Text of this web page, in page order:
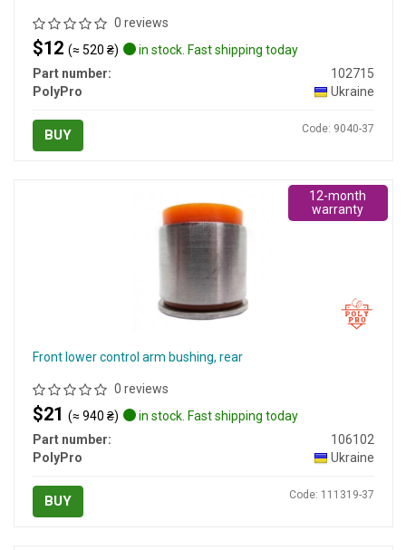
0 reviews
$12 (≈ 520 ₴)
in stock. Fast shipping today
Part number:
102715
PolyPro
Ukraine
BUY Code: 9040-37
Front lower control arm bushing, rear
0 reviews
$21 (≈ 940 ₴)
in stock. Fast shipping today
Part number:
106102
PolyPro
Ukraine
BUY Code: 111319-37
12-month
warranty